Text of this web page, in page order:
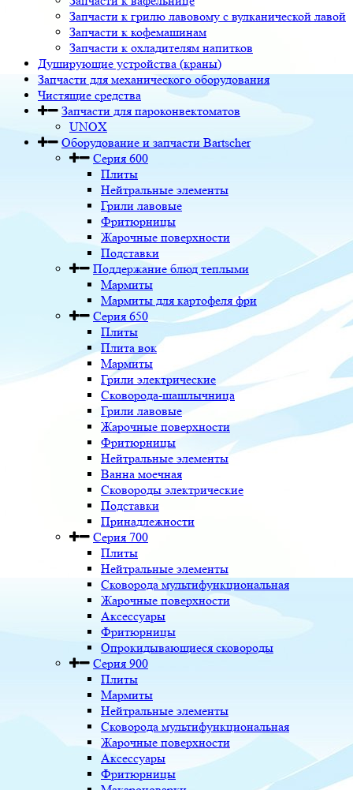
Запчасти к грилю лавовому с вулканической лавой
Запчасти к кофемашинам
Запчасти к охладителям напитков
Душирующие устройства (краны)
Запчасти для механического оборудования
Чистящие средства
Запчасти для пароконвектоматов
UNOX
Оборудование и запчасти Bartscher
Серия 600
Плиты
Нейтральные элементы
Грили лавовые
Фритюрницы
Жарочные поверхности
Подставки
Поддержание блюд теплыми
Мармиты
Мармиты для картофеля фри
Серия 650
Плиты
Плита вок
Мармиты
Грили электрические
Сковорода-шашлычница
Грили лавовые
Жарочные поверхности
Фритюрницы
Нейтральные элементы
Ванна моечная
Сковороды электрические
Подставки
Принадлежности
Серия 700
Плиты
Нейтральные элементы
Сковорода мультифункциональная
Жарочные поверхности
Аксессуары
Фритюрницы
Опрокидывающиеся сковороды
Серия 900
Плиты
Мармиты
Нейтральные элементы
Сковорода мультифункциональная
Жарочные поверхности
Аксессуары
Фритюрницы